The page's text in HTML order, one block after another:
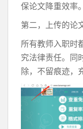
保论文降重效率。
第二，上传的论
所有教师入职时
究法律责任。同
除，不留痕迹，